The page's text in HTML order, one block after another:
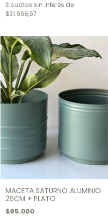
3 cuotas sin interés de
$31.666,67
MACETA SATURNO ALUMINIO
26CM + PLATO
$95.000